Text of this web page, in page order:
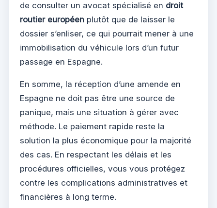
de consulter un avocat spécialisé en droit
routier européen plutôt que de laisser le
dossier s’enliser, ce qui pourrait mener à une
immobilisation du véhicule lors d’un futur
passage en Espagne.
En somme, la réception d’une amende en
Espagne ne doit pas être une source de
panique, mais une situation à gérer avec
méthode. Le paiement rapide reste la
solution la plus économique pour la majorité
des cas. En respectant les délais et les
procédures officielles, vous vous protégez
contre les complications administratives et
financières à long terme.